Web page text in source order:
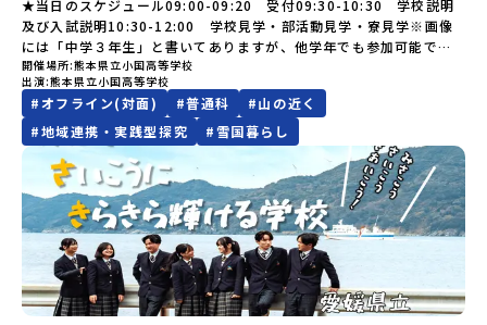
教育事業や地域活性モデルをつくり続けています。名 称：一般財
団法人地域・教育魅力化プラットフォーム設 立：2017年3月代表
者：岩本 悠所在地：〒690-0842 島根県松江市東本町二丁目25-6
みらいBASE2階 その他所在地公式HP：http://c-platform.or.jp/
お問い合わせ先担当：小川・小原E-mail：info@miratabi.jp「お
ためし地域留学体験」のプログラム開催情報を公式LINEにて配信
中！ぜひご登録ください♪地域みらい留学公式LINE
い場合は、当選を取り消しとさせていただきます。当選取り消しが
あった場合は、繰り上げ当選者へご連絡させていただきます。登録
メールアドレスの変更をご希望の場合は下記の地域みらい留学公式
LINEよりご連絡をお願いします。※受信制限設定をしていると、通
知メールをお受け取りいただけません。その場合は、
「@miratabi.jp」からのメールを受信できるよう設定をお願いいた
します。※結果に関する個別のお問合せにはお答えしておりません
ので、ご了承ください。・お申し込みについてお申込はお一人様1回
限りです。PC・スマートフォンからお申込ください。申込後の内容
変更はできません。お申込時は、メールアドレスの入力間違いにご
注意ください。・宿泊について１室に複数(同性2～4名程度)で宿泊
いただく予定です。・食事アレルギー対応について個別の詳細なア
レルギー対応希望にはお応えしかねる場合がございます。対応が必
要な場合は必ず事前にご相談ください。・参加取消や急遽参加でき
なくなった場合について参加決定後の参加お取り消しはご遠慮下さ
い。やむを得ないお取り消しの場合はお早めに事務局までご連絡く
や、中学生のみなさんの素朴な疑問にスタッフが直接お答えしま
す。チャットでの質問も可能ですので、ぜひご自宅からリラックス
してご参加ください。▼お申し込み前に必ずご確認ください・参加
規約への同意プログラムへの参加申し込みいただく前に、「お申し
込みに関する各規約」への同意が必須となります。ご確認くださ
い。・抽選による参加者決定についてお申込みいただいた方の中か
ら抽選の上、締め切り日から1週間を目途に、お申し込み時に記入い
ただいたメールアドレス宛に「当選／落選メール」をお送りいたし
ます。当選者は、メールに記載された「当選確認フォーム」に3日以
内に回答いただき、確認フォームの提出をもって参加確定とさせて
いただきます。当選確認フォームの期日までにご回答いただけない
場合は、当選を取り消しとさせていただきます。当選取り消しがあ
った場合は、繰り上げ当選者へご連絡させていただきます。登録メ
ールアドレスの変更をご希望の場合は下記の地域みらい留学公式
LINEよりご連絡をお願いします。※受信制限設定をしていると、通
🎵体験のおすすめポイント体験プログラム内容（予定）＜1日目＞
（PM）「オリエンテーション」「地熱染色・発電所見学」 -八幡
平市の自然を知る -地球のチカラを使ったアートづくり「ペンショ
ンで夕食」「1日目の振り返り」「星空観察」※希望者＜2日目＞
（AM）「平舘（たいらだて）高校見学」 -高校生活をイメージし
よう「郷土料理・BBQ」 -高校生・地元の方と交流を深める
（PM）「“八幡平市”体感ワークショップ」 -あけびづるで表札づく
なで振り返り対話＜3日目＞（AM）「大更駅複合施設の見学」「振
り返りワークショップ」 -個人での振り返り -グループでの振り
返り「お土産・昼食」（PM） 解散 ※天候の状況や参加人数によっ
てプログラムを変更する場合がございます。参加概要【開催場所】
岩手県八幡平市【実施日程】8月3日（月）〜8月5日（水）※参加が
確定した方には7月9日(木) 18:30～20：00に 「参加者向け事前オ
ンラインセッション」をご案内する予定です。【集合場所・時間】
れとこはんとう）、鶴や白鳥など珍しい野鳥の宝庫である野付半島
（のつけはんとう）をながめることができ、ミルクの里の牧草地が
広がる牛の酪農（らくのう）もさかんで、海と緑と川の自然と生き
物が豊かな町です！標津町はさらに「鮭（さけ）の聖地」としても
有名。江戸時代には将軍家にも贈られたほどで、今では「日本遺
産」に登録されています。一万年前から続く伝統的な「鮭」の産業
とともに人々の豊かな暮らしがあります。一万年前の縄文時代か
ら、人々の間で大切に守り受け継がれ、厳しい大自然と向き合い、
山・海・川がもたらす恵みに深く感謝しながら生きていく姿勢は今
も息づく「命の循環」です。日本遺産にも認定されている「サケ」
の伝統産業や、雄大な知床の裾野で命を育む酪農の歴史など、自然
の営みの一部として共生してきた風土が存在します。標津高校で
は、地域と連携して「食」を考える「フードデザイン」の授業がお
すすめの一つです。生徒たちが地元の素材を活かしたメニュー開発
を行い、町内の学校給食に「標高給食DAY」としてオリジナル給食
★当日のスケジュール09:00-09:20 受付09:30-10:30 学校説明
及び入試説明10:30-12:00 学校見学・部活動見学・寮見学※画像
には「中学３年生」と書いてありますが、他学年でも参加可能で
す！
開催場所 熊本県立小国高等学校
出演 熊本県立小国高等学校
#オフライン(対面) #普通科 #山の近く
#地域連携・実践型探究 #雪国暮らし